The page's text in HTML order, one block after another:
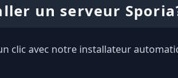
un serveur
clic avec notre installateur